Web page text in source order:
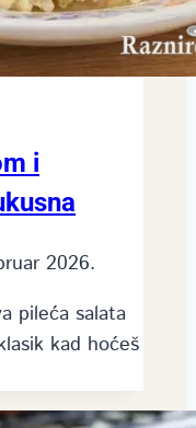
i
2026.
pileća salata
kad hoćeš